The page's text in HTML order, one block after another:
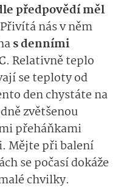
předpovědí měl
Přivítá nás v něm
s denními
. Relativně teplo
se teploty od
den chystáte na
zvětšenou
přeháňkami
Mějte při balení
se počasí dokáže
chvilky.